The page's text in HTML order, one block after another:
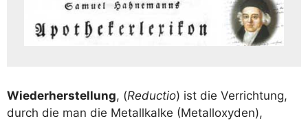
Wie­der­her­stel­lung, (Reduc­tio) ist die Ver­rich­tung,
durch die man die Metall­kal­ke (Metall­oxy­den),